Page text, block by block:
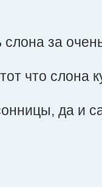
слона за
что слона
да и